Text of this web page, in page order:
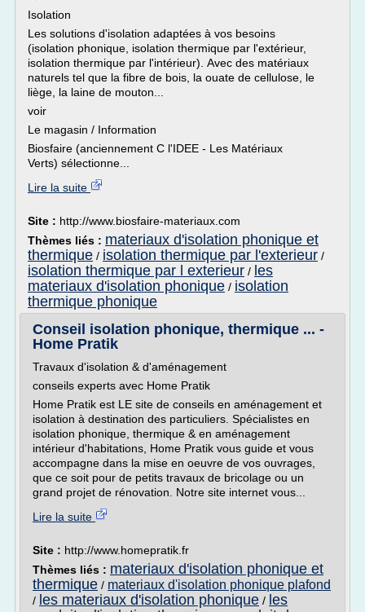
Isolation
Les solutions d'isolation adaptées à vos besoins
(isolation phonique, isolation thermique par l'extérieur,
isolation thermique par l'intérieur). Avec des matériaux
naturels tel que la fibre de bois, la ouate de cellulose, le
liège, la laine de mouton...
voir
Le magasin / Information
Biosfaire (anciennement C l'IDEE - Les Matériaux
Verts) sélectionne...
Lire la suite
Site : http://www.biosfaire-materiaux.com
Thèmes liés : materiaux d'isolation phonique et
thermique / isolation thermique par l'exterieur /
isolation thermique par l exterieur / les
materiaux d'isolation phonique / isolation
thermique phonique
Conseil isolation phonique, thermique ... -
Home Pratik
Travaux d'isolation & d'aménagement
conseils experts avec Home Pratik
Home Pratik est LE site de conseils en aménagement et
isolation à destination des particuliers. Spécialistes en
isolation phonique, thermique & en aménagement
intérieur d'habitations, Home Pratik vous guide et vous
accompagne dans la mise en oeuvre de vos ouvrages,
que ce soit pour de petits travaux de bricolage ou un
grand projet de rénovation. Notre site internet vous...
Lire la suite
Site : http://www.homepratik.fr
Thèmes liés : materiaux d'isolation phonique et
thermique / materiaux d'isolation phonique plafond
/ les materiaux d'isolation phonique / les